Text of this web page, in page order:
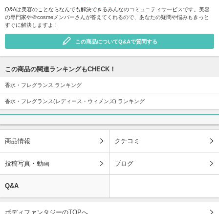
Q&Aは美容のことならなんでも解決できるみんなのコミュニティサービスです。美容
の専門家や＠cosmeメンバーさんが答えてくれるので、あなたの疑問や悩みもきっと
すぐに解決しますよ！
この商品についてQ&Aで質問する
この商品の関連ランキングもCHECK！
香水・フレグランス ランキング
香水・フレグランス(レディース・ウィメンズ) ランキング
商品情報 クチコミ
投稿写真・動画 ブログ
Q&A
ボディファンタジーのTOPへ